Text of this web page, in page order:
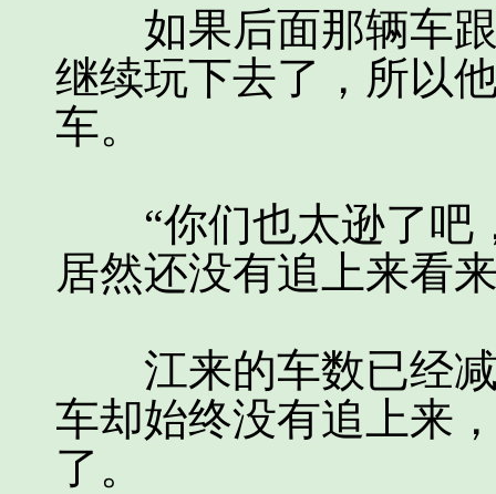
如果后面那辆车跟
继续玩下去了，所以
车。
“你们也太逊了吧
居然还没有追上来看
江来的车数已经减
车却始终没有追上来
了。